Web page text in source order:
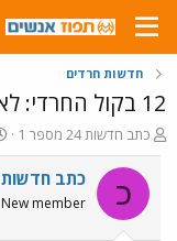
חדשות חרדים
12 בקול החרדי: לאחר ההתקפה של יתד
פ
ו
ת
ח
ה
כתב חדשות 24 מספר 1
כ כתב חדשות 24 מספר 1
New member